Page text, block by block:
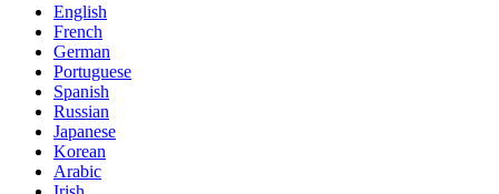
English
French
German
Portuguese
Spanish
Russian
Japanese
Korean
Arabic